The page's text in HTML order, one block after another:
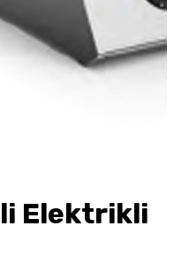
Elektrikli